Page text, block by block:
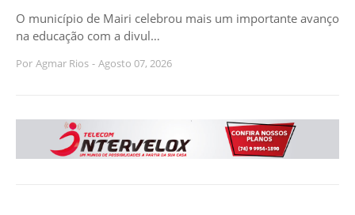
O município de Mairi celebrou mais um importante avanço
na educação com a divul…
Por Agmar Rios - Agosto 07, 2026